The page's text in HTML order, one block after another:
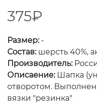
375₽
Размер:-
Состав:шерсть 40%,
Производитель:
Описаение:Шапка
отворотом.
вязки "резинка"